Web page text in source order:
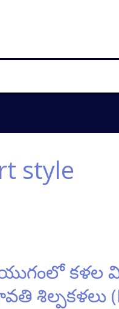
style
కళల
శిల్పకళలు